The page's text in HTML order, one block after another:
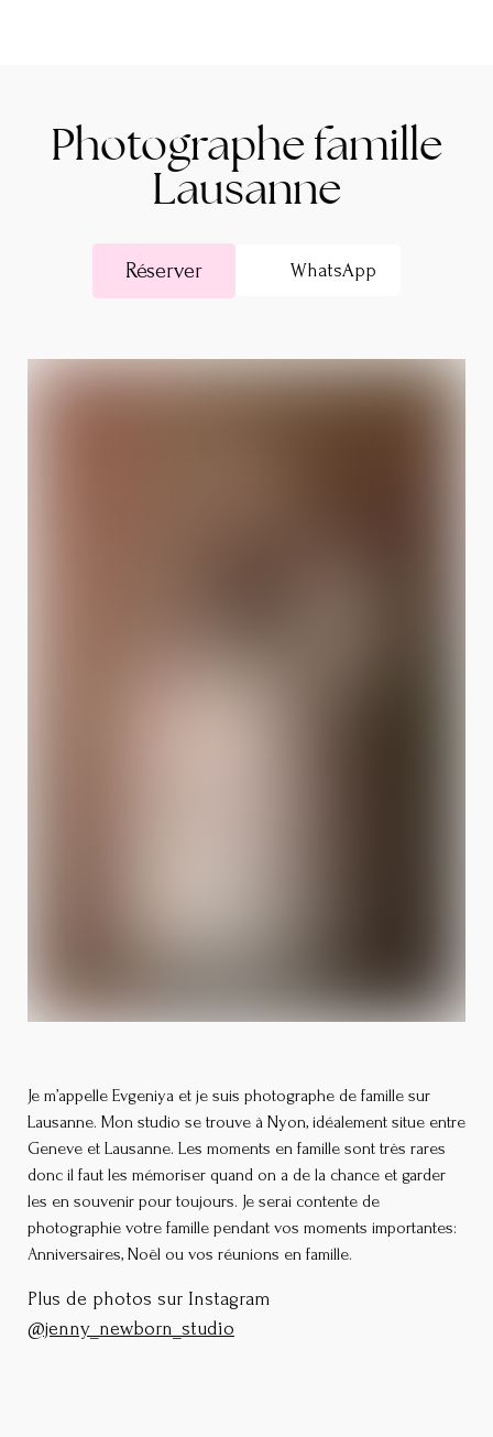
Photographe famille
Lausanne
Réserver WhatsApp
Je m’appelle Evgeniya et je suis photographe de famille sur
Lausanne. Mon studio se trouve à Nyon, idéalement situe entre
Geneve et Lausanne. Les moments en famille sont très rares
donc il faut les mémoriser quand on a de la chance et garder
les en souvenir pour toujours. Je serai contente de
photographie votre famille pendant vos moments importantes:
Anniversaires, Noël ou vos réunions en famille.
Plus de photos sur Instagram
@jenny_newborn_studio